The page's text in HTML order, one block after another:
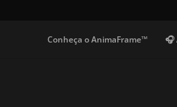
Conheça o AnimaFrame™ 🎧